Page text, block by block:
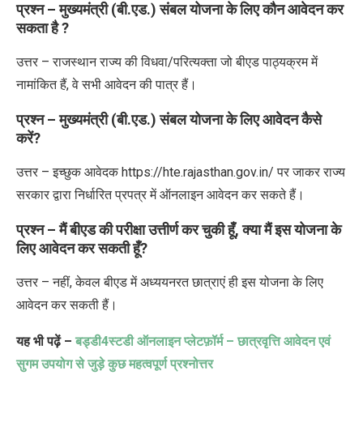
प्रश्न – मुख्यमंत्री (बी.एड.) संबल योजना के लिए कौन आवेदन कर
सकता है?
उत्तर – राजस्थान राज्य की विधवा/परित्यक्ता जो बीएड पाठ्यक्रम में
नामांकित हैं,वे सभी आवेदन की पात्र हैं।
प्रश्न – मुख्यमंत्री (बी.एड.) संबल योजना के लिए आवेदन कैसे
करें?
उत्तर – इच्छुक आवेदकhttps://hte.rajasthan.gov.in/ पर जाकर राज्य
सरकार द्वारा निर्धारित प्रपत्र में ऑनलाइन आवेदन कर सकते हैं।
प्रश्न – मैं बीएड की परीक्षा उत्तीर्ण कर चुकी हूँ,क्या मैं इस योजना के
लिए आवेदन कर सकती हूँ?
उत्तर – नहीं,केवल बीएड में अध्ययनरत छात्राएं ही इस योजना के लिए
आवेदन कर सकती हैं।
यह भी पढ़ें – बड्डी4स्टडी ऑनलाइन प्लेटफ़ॉर्म – छात्रवृत्ति आवेदन एवं
सुगम उपयोग से जुड़े कुछ महत्वपूर्ण प्रश्नोत्तर